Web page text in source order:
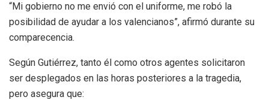
“Mi gobierno no me envió con el uniforme, me robó la
posibilidad de ayudar a los valencianos”, afirmó durante su
comparecencia.
Según Gutiérrez, tanto él como otros agentes solicitaron
ser desplegados en las horas posteriores a la tragedia,
pero asegura que: